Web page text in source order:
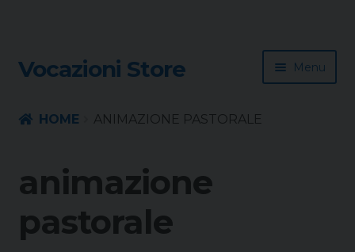
Skip
to
Skip
to
Vocazioni Store Menu
Sussidio
Contatti
HOME ANIMAZIONE PASTORALE
animazione
pastorale